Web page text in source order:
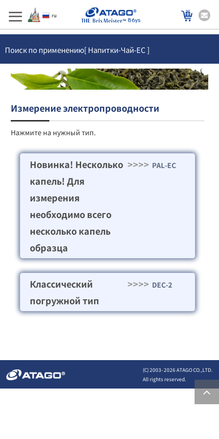
86ys
Поиск по применению[ Напитки-Чай-EC ]
Измерение электропроводности
Нажмите на нужный тип.
Новинка! Несколько
капель! Для
измерения
необходимо всего
несколько капель
образца
>>>> PAL-EC
Классический
погружной тип
>>>> DEC-2
(C) 2003-2026 ATAGO CO.,LTD.
All rights reserved.